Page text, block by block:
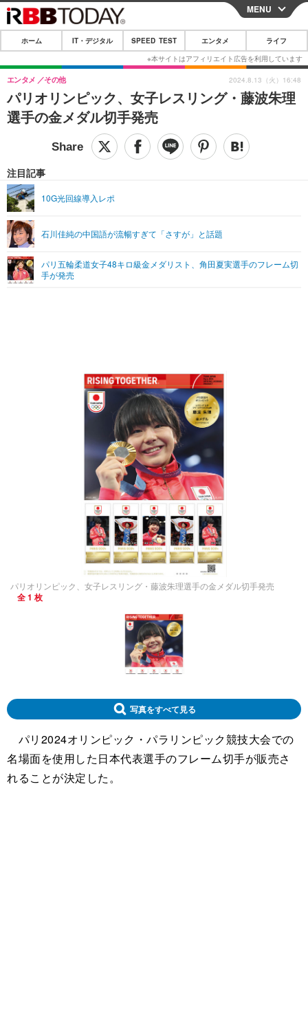
CLOSE
ホーム
IT・デジタル
IT・デジタルTOP スマートフォン
ショッピング その他
SPEED TEST
エンタメTOP 映画・ドラマ
グラビア ブログ
ショッピング その他
ライフTOP
リリース一覧
プッシュ通知の停止方法
MENU
ホーム IT・デジタル SPEED TEST エンタメ ライフ
パリオリンピック、女子レスリング・藤波朱理
選手の金メダル切手発売
エンタメ その他
注目記事
10G光回線導入レポ
石川佳純の中国語が流暢すぎて「さすが」と話題
パリ五輪柔道女子48キロ級金メダリスト、角田夏実選手のフレーム切
手が発売
2024.8.13（火）16:48
パリオリンピック、女子レスリング・藤波朱理選手の金メダル切手発売
全 1 枚
写真をすべて見る
パリ2024オリンピック・パラリンピック競技大会での
名場面を使用した日本代表選手のフレーム切手が販売さ
れることが決定した。